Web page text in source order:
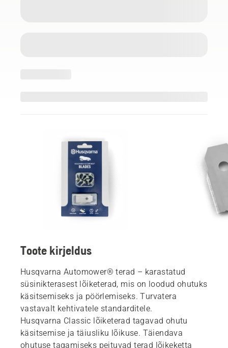
Toote kirjeldus
Husqvarna Automower® terad – karastatud
süsinikterasest lõiketerad, mis on loodud ohutuks
käsitsemiseks ja pöörlemiseks. Turvatera
vastavalt kehtivatele standarditele.
Husqvarna Classic lõiketerad tagavad ohutu
käsitsemise ja täiusliku lõikuse. Täiendava
ohutuse tagamiseks peituvad terad lõikeketta